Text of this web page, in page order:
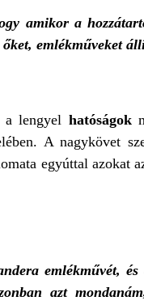
amikor a
emlékműveket
lengyel hatóságok
A nagykövet
egyúttal
emlékművét,
azt